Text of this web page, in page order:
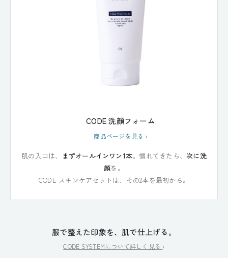
CODE 洗顔フォーム
商品ページを見る ›
肌の入口は、 まずオールインワン1本。慣れてきたら、次に洗
顔を。
CODE スキンケアセットは、その2本を最初から。
服で整えた印象を、肌で仕上げる。
CODE SYSTEMについて詳しく見る ›